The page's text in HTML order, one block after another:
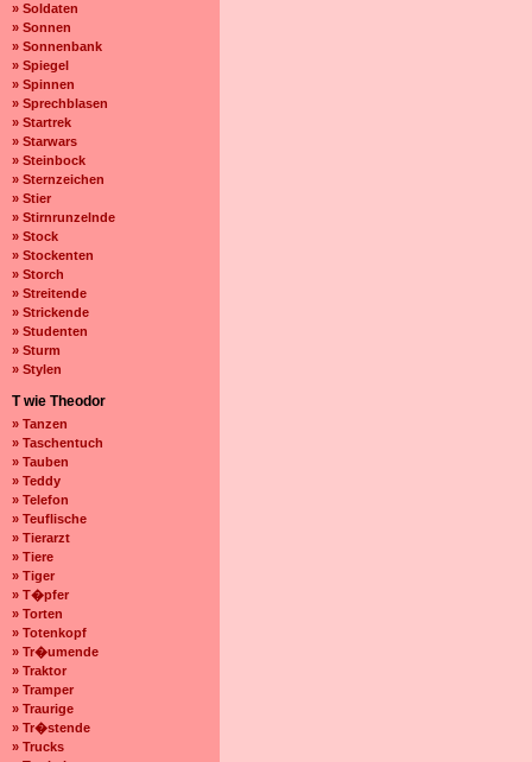
» Soldaten
» Sonnen
» Sonnenbank
» Spiegel
» Spinnen
» Sprechblasen
» Startrek
» Starwars
» Steinbock
» Sternzeichen
» Stier
» Stirnrunzelnde
» Stock
» Stockenten
» Storch
» Streitende
» Strickende
» Studenten
» Sturm
» Stylen
T wie Theodor
» Tanzen
» Taschentuch
» Tauben
» Teddy
» Telefon
» Teuflische
» Tierarzt
» Tiere
» Tiger
» T�pfer
» Torten
» Totenkopf
» Tr�umende
» Traktor
» Tramper
» Traurige
» Tr�stende
» Trucks